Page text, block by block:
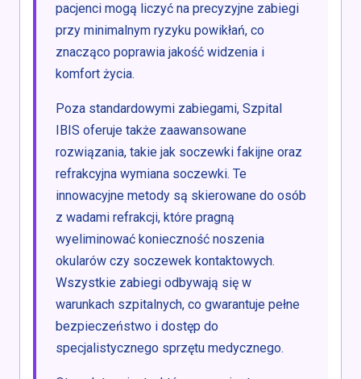
pacjenci mogą liczyć na precyzyjne zabiegi
przy minimalnym ryzyku powikłań, co
znacząco poprawia jakość widzenia i
komfort życia.
Poza standardowymi zabiegami, Szpital
IBIS oferuje także zaawansowane
rozwiązania, takie jak soczewki fakijne oraz
refrakcyjna wymiana soczewki. Te
innowacyjne metody są skierowane do osób
z wadami refrakcji, które pragną
wyeliminować konieczność noszenia
okularów czy soczewek kontaktowych.
Wszystkie zabiegi odbywają się w
warunkach szpitalnych, co gwarantuje pełne
bezpieczeństwo i dostęp do
specjalistycznego sprzętu medycznego.